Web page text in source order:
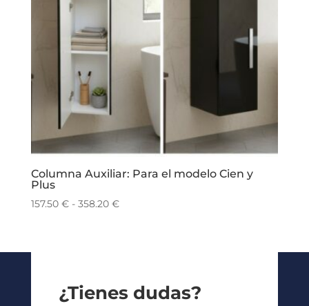
Columna Auxiliar: Para el modelo Cien y
Plus
157.50 € - 358.20 €Rango
hasta
358.20 €
¿Tienes dudas?